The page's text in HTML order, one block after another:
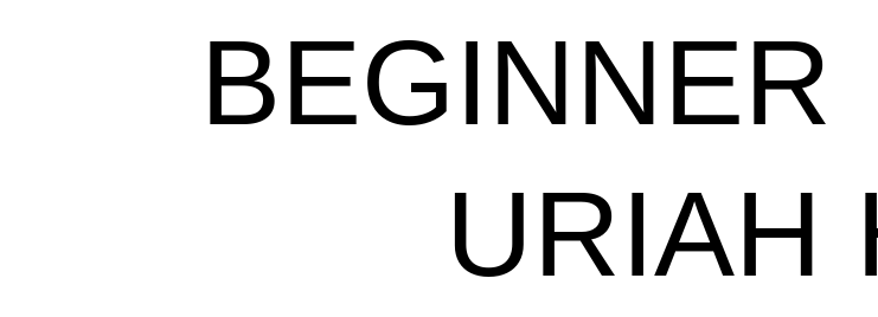
BEGINNER
URIAH